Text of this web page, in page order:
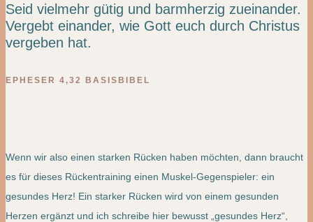
Wenn wir also einen starken Rücken haben möchten, dann braucht
es für dieses Rückentraining einen Muskel-Gegenspieler: ein
gesundes Herz! Ein starker Rücken wird von einem gesunden
Herzen ergänzt und ich schreibe hier bewusst „gesundes Herz“,
Seid vielmehr gütig und barmherzig zueinander.
Vergebt einander, wie Gott euch durch Christus
vergeben hat.
EPHESER 4,32 BASISBIBEL